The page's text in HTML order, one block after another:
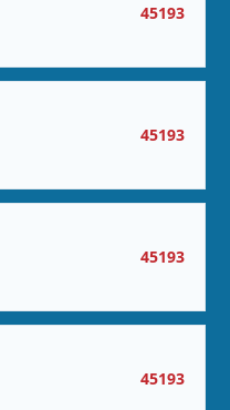
45193
45193
45193
45193